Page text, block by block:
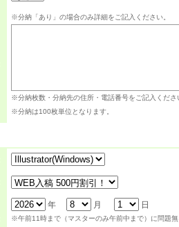
※分納「あり」の場合のみ詳細をご記入ください。
※分納枚数・分納先の住所・電話番号をご記入くださ
※分納は100枚単位となります。
年 月 日
※午前11時まで（マスターのみ午前中まで）に問題